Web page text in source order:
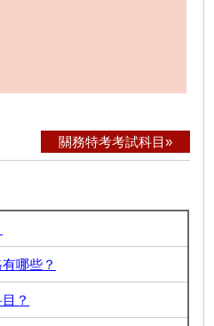
關務特考考試科目»
哪些？
？